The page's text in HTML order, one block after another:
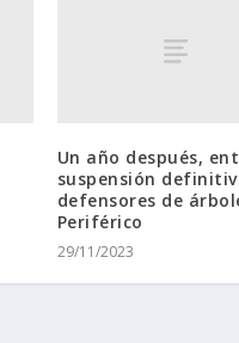
Un año después,
suspensión
defensores de
Periférico
29/11/2023